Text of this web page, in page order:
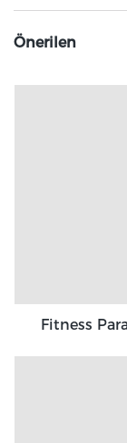
Önerilen
Fitness